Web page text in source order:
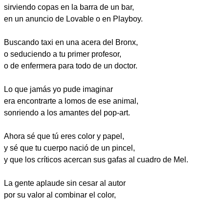
sirviendo copas en la barra de un bar,
en un anuncio de Lovable o en Playboy.
Buscando taxi en una acera del Bronx,
o seduciendo a tu primer profesor,
o de enfermera para todo de un doctor.
Lo que jamás yo pude imaginar
era encontrarte a lomos de ese animal,
sonriendo a los amantes del pop-art.
Ahora sé que tú eres color y papel,
y sé que tu cuerpo nació de un pincel,
y que los críticos acercan sus gafas al cuadro de Mel.
La gente aplaude sin cesar al autor
por su valor al combinar el color,